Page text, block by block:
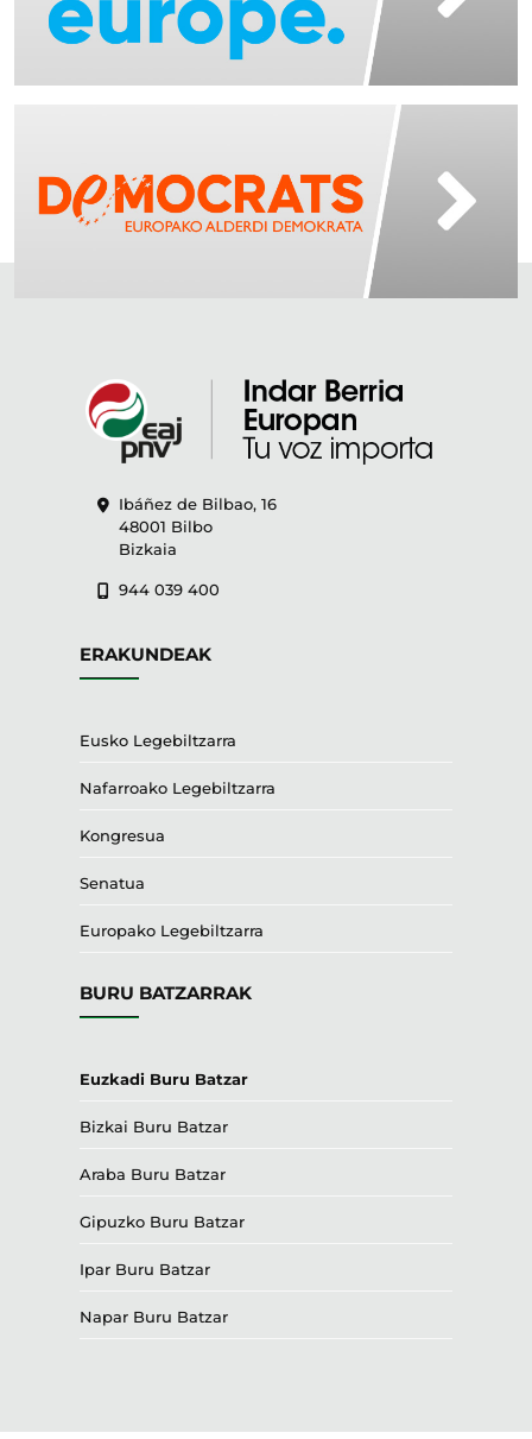
Ibáñez de Bilbao, 16
48001 Bilbo
Bizkaia
944 039 400
ERAKUNDEAK
Eusko Legebiltzarra
Nafarroako Legebiltzarra
Kongresua
Senatua
Europako Legebiltzarra
BURU BATZARRAK
Euzkadi Buru Batzar
Bizkai Buru Batzar
Araba Buru Batzar
Gipuzko Buru Batzar
Ipar Buru Batzar
Napar Buru Batzar